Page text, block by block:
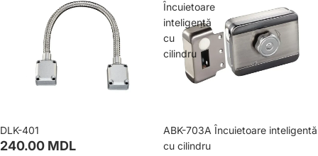
DLK-401
240.00 MDL
Încuietoare
inteligentă
cu
cilindru
ABK-703A Încuietoare inteligentă
cu cilindru